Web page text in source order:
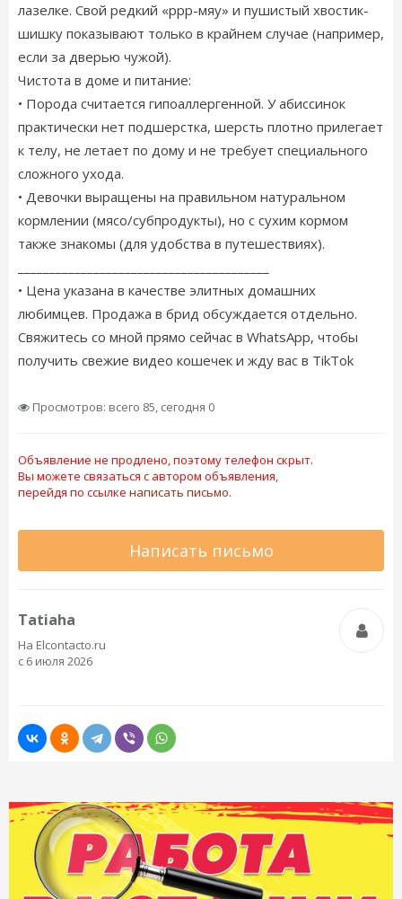
лазелке. Свой редкий «ррр-мяу» и пушистый хвостик-
шишку показывают только в крайнем случае (например,
если за дверью чужой).
Чистота в доме и питание:
• Порода считается гипоаллергенной. У абиссинок
практически нет подшерстка, шерсть плотно прилегает
к телу, не летает по дому и не требует специального
сложного ухода.
• Девочки выращены на правильном натуральном
кормлении (мясо/субпродукты), но с сухим кормом
также знакомы (для удобства в путешествиях).
• Цена указана в качестве элитных домашних
любимцев. Продажа в брид обсуждается отдельно.
Свяжитесь со мной прямо сейчас в WhatsApp, чтобы
получить свежие видео кошечек и жду вас в TikTok
Просмотров: всего 85, сегодня 0
Объявление не продлено, поэтому телефон скрыт.
Вы можете связаться с автором объявления,
перейдя по ссылке написать письмо.
Написать письмо
Tatiaha
На Elcontacto.ru
с 6 июля 2026